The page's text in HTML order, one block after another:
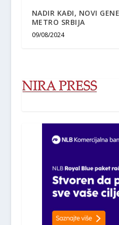
NADIR KAĐI, NOVI
METRO SRBIJA
09/08/2024